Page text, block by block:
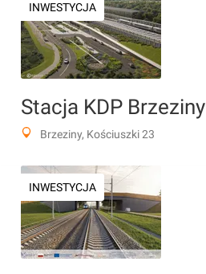
INWESTYCJA
Stacja KDP Brzeziny
Brzeziny, Kościuszki 23
INWESTYCJA